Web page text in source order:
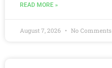
READ MORE »
August 7, 2026 No Comments